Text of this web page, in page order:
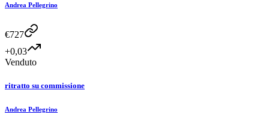
Andrea Pellegrino
€727
+0,03
Venduto
ritratto su commissione
Andrea Pellegrino